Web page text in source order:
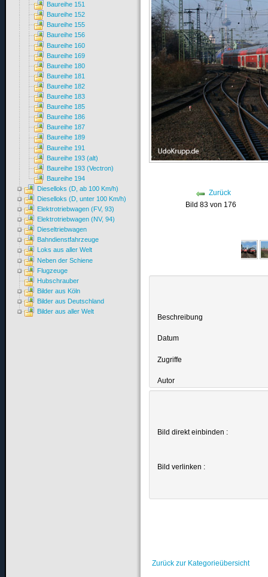
Zurück
Bild 83 von 176
Beschreibung
Datum
Zugriffe
Autor
Bild direkt einbinden :
Bild verlinken :
Zurück zur Kategorieübersicht
Baureihe 151
Baureihe 152
Baureihe 155
Baureihe 156
Baureihe 160
Baureihe 169
Baureihe 180
Baureihe 181
Baureihe 182
Baureihe 183
Baureihe 185
Baureihe 186
Baureihe 187
Baureihe 189
Baureihe 191
Baureihe 193 (alt)
Baureihe 193 (Vectron)
Baureihe 194
Dieselloks (D, ab 100 Km/h)
Dieselloks (D, unter 100 Km/h)
Elektrotriebwagen (FV, 93)
Elektrotriebwagen (NV, 94)
Dieseltriebwagen
Bahndienstfahrzeuge
Loks aus aller Welt
Neben der Schiene
Flugzeuge
Hubschrauber
Bilder aus Köln
Bilder aus Deutschland
Bilder aus aller Welt